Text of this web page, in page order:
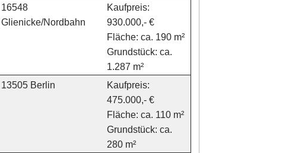
16548
Glienicke/Nordbahn
Kaufpreis:
930.000,- €
Fläche: ca. 190 m²
Grundstück: ca.
1.287 m²
13505 Berlin
Kaufpreis:
475.000,- €
Fläche: ca. 110 m²
Grundstück: ca.
280 m²